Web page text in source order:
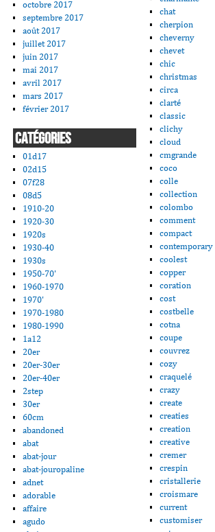
octobre 2017
septembre 2017
août 2017
juillet 2017
juin 2017
mai 2017
avril 2017
mars 2017
février 2017
CATÉGORIES
01d17
02d15
07f28
08d5
1910-20
1920-30
1920s
1930-40
1930s
1950-70'
1960-1970
1970'
1970-1980
1980-1990
1a12
20er
20er-30er
20er-40er
2step
30er
60cm
abandoned
abat
abat-jour
abat-jouropaline
adnet
adorable
affaire
agudo
chat
cherpion
cheverny
chevet
chic
christmas
circa
clarté
classic
clichy
cloud
cmgrande
coco
colle
collection
colombo
comment
compact
contemporary
coolest
copper
coration
cost
costbelle
cotna
coupe
couvrez
cozy
craquelé
crazy
create
creaties
creation
creative
cremer
crespin
cristallerie
croismare
current
customiser